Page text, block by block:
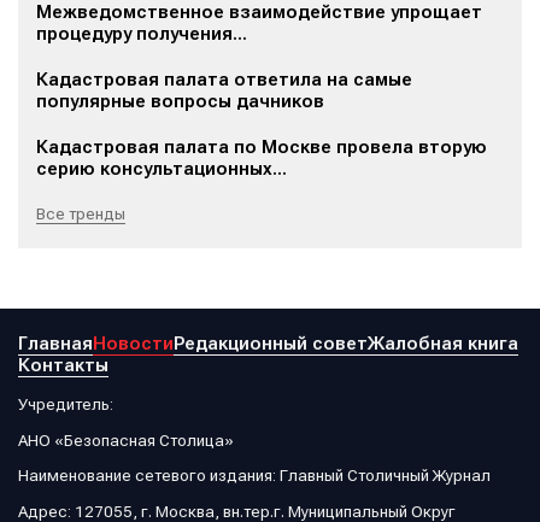
Межведомственное взаимодействие упрощает
процедуру получения...
Кадастровая палата ответила на самые
популярные вопросы дачников
Кадастровая палата по Москве провела вторую
серию консультационных...
Все тренды
ГлавнаяНовостиРедакционный советЖалобная книга
Контакты
Учредитель:
АНО «Безопасная Столица»
Наименование сетевого издания: Главный Столичный Журнал
Адрес: 127055, г. Москва, вн.тер.г. Муниципальный Округ